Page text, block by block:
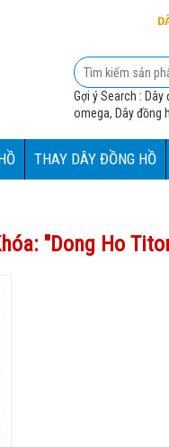
Gợi ý Search :
omega, Dây đồng
THAY DÂY ĐỒNG HỒ
"Dong Ho